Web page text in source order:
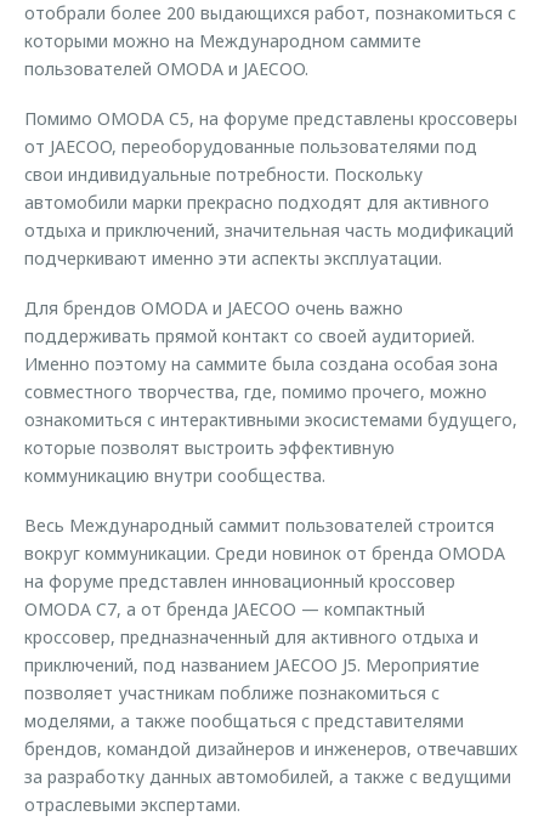
отобрали более 200 выдающихся работ, познакомиться с
которыми можно на Международном саммите
пользователей OMODA и JAECOO.
Помимо OMODA C5, на форуме представлены кроссоверы
от JAECOO, переоборудованные пользователями под
свои индивидуальные потребности. Поскольку
автомобили марки прекрасно подходят для активного
отдыха и приключений, значительная часть модификаций
подчеркивают именно эти аспекты эксплуатации.
Для брендов OMODA и JAECOO очень важно
поддерживать прямой контакт со своей аудиторией.
Именно поэтому на саммите была создана особая зона
совместного творчества, где, помимо прочего, можно
ознакомиться с интерактивными экосистемами будущего,
которые позволят выстроить эффективную
коммуникацию внутри сообщества.
Весь Международный саммит пользователей строится
вокруг коммуникации. Среди новинок от бренда OMODA
на форуме представлен инновационный кроссовер
OMODA C7, а от бренда JAECOO — компактный
кроссовер, предназначенный для активного отдыха и
приключений, под названием JAECOO J5. Мероприятие
позволяет участникам поближе познакомиться с
моделями, а также пообщаться с представителями
брендов, командой дизайнеров и инженеров, отвечавших
за разработку данных автомобилей, а также с ведущими
отраслевыми экспертами.